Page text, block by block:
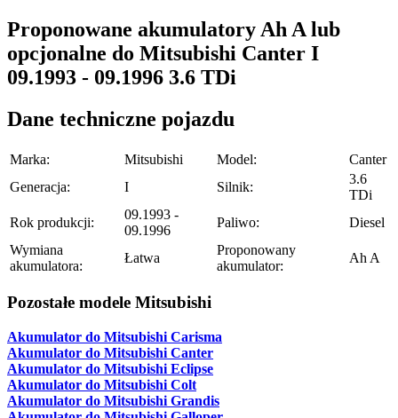
Proponowane akumulatory Ah A lub
opcjonalne do Mitsubishi Canter I
09.1993 - 09.1996 3.6 TDi
Dane techniczne pojazdu
Marka: Mitsubishi Model:
Canter
Generacja:
I Silnik:
3.6
TDi
Rok produkcji:
09.1993 -
09.1996
Paliwo:
Diesel
Wymiana
akumulatora:
Łatwa
Proponowany
akumulator:
Ah A
Pozostałe modele Mitsubishi
Akumulator do Mitsubishi Carisma
Akumulator do Mitsubishi Canter
Akumulator do Mitsubishi Eclipse
Akumulator do Mitsubishi Colt
Akumulator do Mitsubishi Grandis